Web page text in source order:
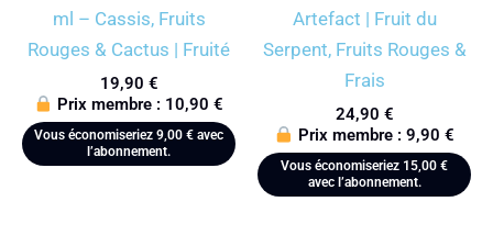
ml – Cassis, Fruits
Rouges & Cactus | Fruité
19,90 €
Prix membre : 10,90€
Vous économiseriez 9,00 € avec
l’abonnement.
Artefact | Fruit du
Serpent, Fruits Rouges &
Frais
24,90 €
Prix membre : 9,90 €
Vous économiseriez 15,00 €
avec l’abonnement.